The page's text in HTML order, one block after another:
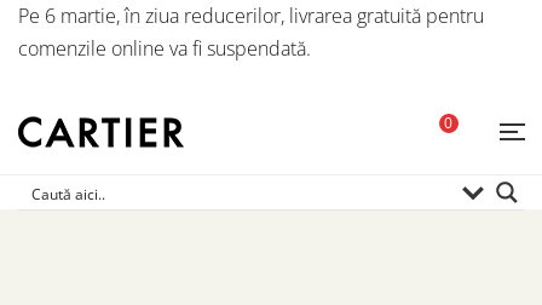
Pe 6 martie, în ziua reducerilor, livrarea gratuită pentru
comenzile online va fi suspendată.
0